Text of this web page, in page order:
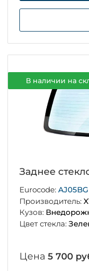
В наличии на
Заднее
Eurocode:
Производитель:
Кузов:
Цвет стекла:
Цена 5 700